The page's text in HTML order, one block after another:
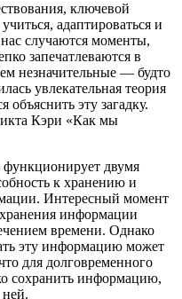
ключевой
адаптироваться и
случаются моменты,
запечатлеваются в
незначительные — будто
увлекательная теория
объяснить эту загадку.
Кэри «Как мы
функционирует двумя
к хранению и
Интересный момент
информации
времени. Однако
эту информацию может
для долговременного
сохранить информацию,
ней.